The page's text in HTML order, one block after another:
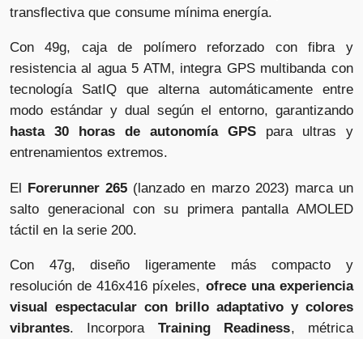
transflectiva que consume mínima energía.
Con 49g, caja de polímero reforzado con fibra y
resistencia al agua 5 ATM, integra GPS multibanda con
tecnología SatIQ que alterna automáticamente entre
modo estándar y dual según el entorno, garantizando
hasta 30 horas de autonomía GPS para ultras y
entrenamientos extremos.
El Forerunner 265 (lanzado en marzo 2023) marca un
salto generacional con su primera pantalla AMOLED
táctil en la serie 200.
Con 47g, diseño ligeramente más compacto y
resolución de 416x416 píxeles, ofrece una experiencia
visual espectacular con brillo adaptativo y colores
vibrantes. Incorpora Training Readiness, métrica